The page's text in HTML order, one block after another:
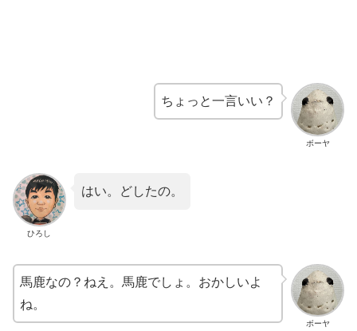
ボーヤ
ちょっと一言いい？
ひろし
はい。どしたの。
ボーヤ
馬鹿なの？ねえ。馬鹿でしょ。おかしいよ
ね。